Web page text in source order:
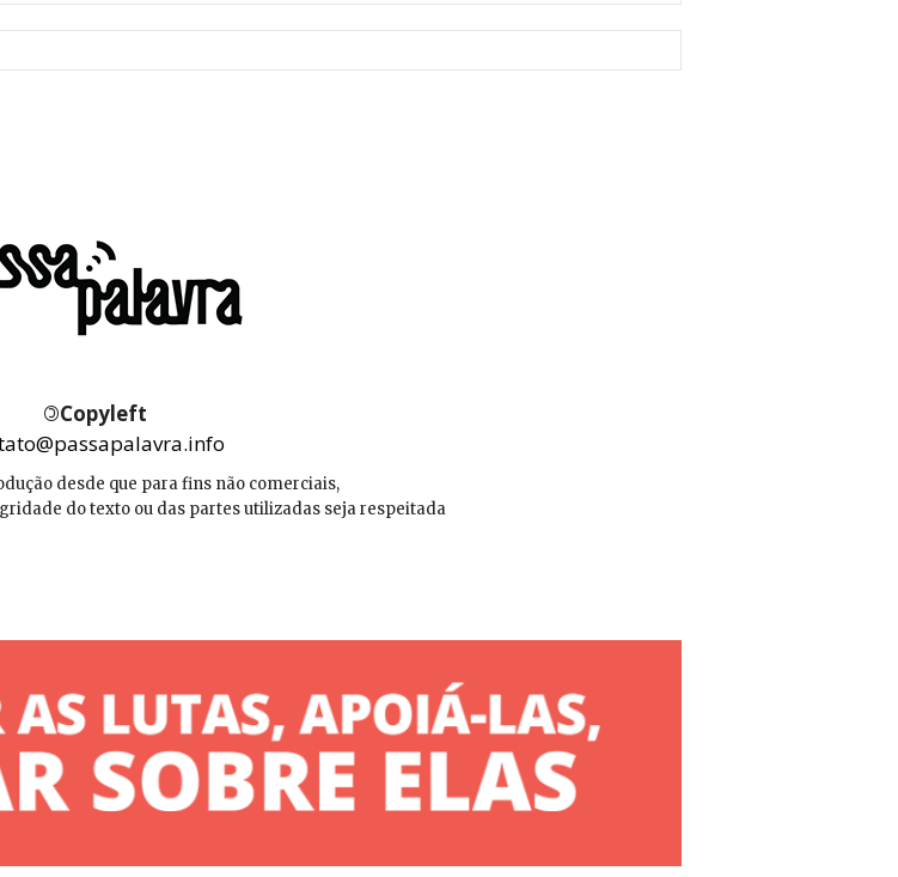
©Copyleft
desde que para fins não comerciais,
do texto ou das partes utilizadas seja respeitada